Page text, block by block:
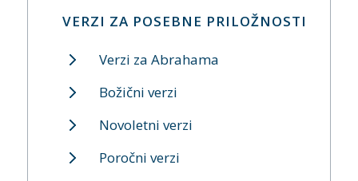
VERZI ZA POSEBNE PRILOŽNOSTI
Verzi za Abrahama
Božični verzi
Novoletni verzi
Poročni verzi